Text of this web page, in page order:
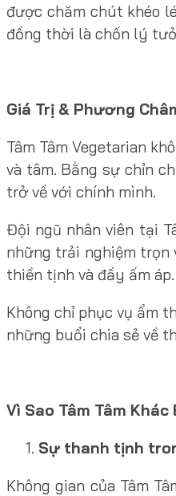
được chăm chút khéo
đồng thời là chốn lý
Giá Trị & Phương
Tâm Tâm Vegetarian
và tâm. Bằng sự chỉn
trở về với chính mình.
Đội ngũ nhân viên tại
những trải nghiệm trọn
thiền tịnh và đầy ấm áp.
Không chỉ phục vụ ẩm
những buổi chia sẻ về
Vì Sao Tâm Tâm Khác
Sự thanh tịnh
Không gian của Tâm